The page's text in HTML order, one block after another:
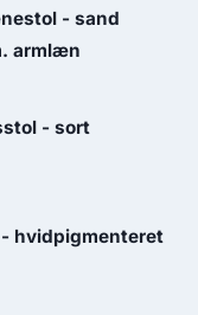
- sand
armlæn
- sort
- hvidpigmenteret